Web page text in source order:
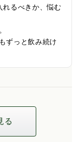
れるべきか、悩む
ずっと飲み続け
る